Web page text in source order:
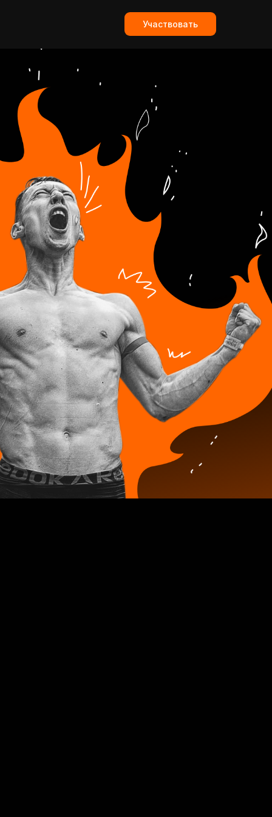
Участвовать